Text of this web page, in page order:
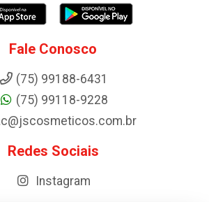
Fale Conosco
(75) 99188-6431
(75) 99118-9228
Redes Sociais
Instagram